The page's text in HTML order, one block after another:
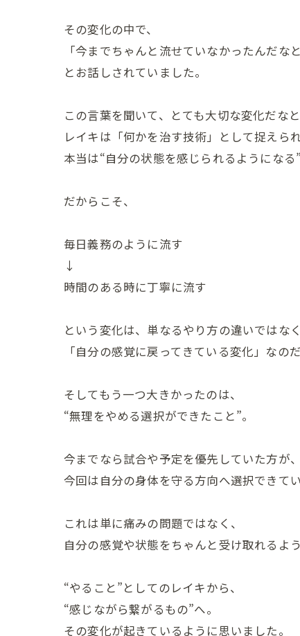
その変化の中で、
「今までちゃんと流せていなかったんだな
とお話しされていました。
この言葉を聞いて、とても大切な変化だなと
レイキは「何かを治す技術」として捉えら
本当は“自分の状態を感じられるようになる
だからこそ、
毎日義務のように流す
↓
時間のある時に丁寧に流す
という変化は、単なるやり方の違いではなく
「自分の感覚に戻ってきている変化」なの
そしてもう一つ大きかったのは、
“無理をやめる選択ができたこと”。
今までなら試合や予定を優先していた方が、
今回は自分の身体を守る方向へ選択できてい
これは単に痛みの問題ではなく、
自分の感覚や状態をちゃんと受け取れるよ
“やること”としてのレイキから、
“感じながら繋がるもの”へ。
その変化が起きているように思いました。